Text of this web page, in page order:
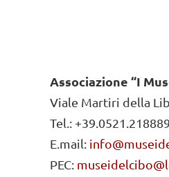
Associazione “I
Viale Martiri della
Tel.: +39.0521.218889
E.mail:
PEC: